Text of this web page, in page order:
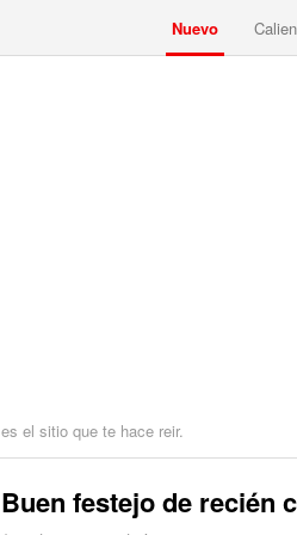
Nuevo
es el sitio que te hace reir.
Buen festejo de recién